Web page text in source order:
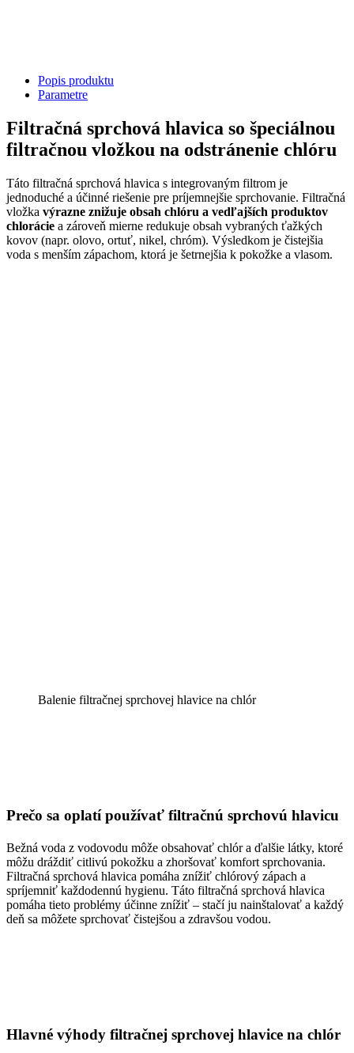
Popis produktu
Parametre
Filtračná sprchová hlavica so špeciálnou
filtračnou vložkou na odstránenie chlóru
Táto filtračná sprchová hlavica s integrovaným filtrom je
jednoduché a účinné riešenie pre príjemnejšie sprchovanie. Filtračná
vložka výrazne znižuje obsah chlóru a vedľajších produktov
chlorácie a zároveň mierne redukuje obsah vybraných ťažkých
kovov (napr. olovo, ortuť, nikel, chróm). Výsledkom je čistejšia
voda s menším zápachom, ktorá je šetrnejšia k pokožke a vlasom.
Balenie filtračnej sprchovej hlavice na chlór
Prečo sa oplatí používať filtračnú sprchovú hlavicu
Bežná voda z vodovodu môže obsahovať chlór a ďalšie látky, ktoré
môžu dráždiť citlivú pokožku a zhoršovať komfort sprchovania.
Filtračná sprchová hlavica pomáha znížiť chlórový zápach a
spríjemniť každodennú hygienu. Táto filtračná sprchová hlavica
pomáha tieto problémy účinne znížiť – stačí ju nainštalovať a každý
deň sa môžete sprchovať čistejšou a zdravšou vodou.
Hlavné výhody filtračnej sprchovej hlavice na chlór